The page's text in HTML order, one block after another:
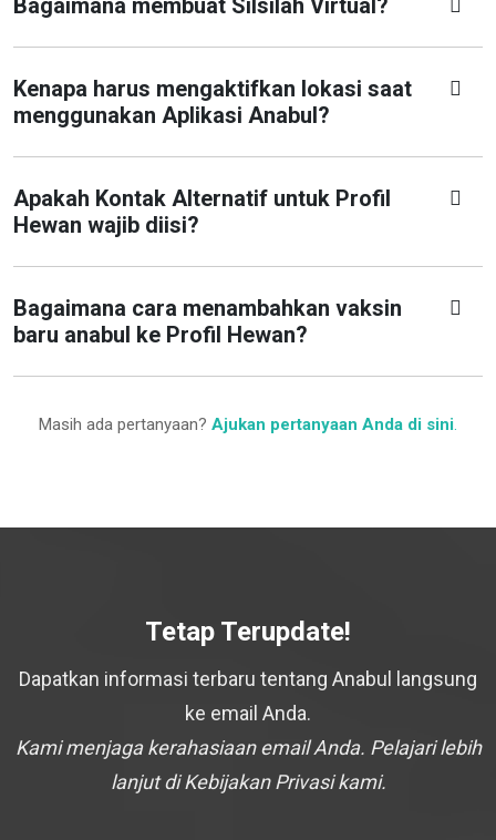
Bagaimana membuat Silsilah Virtual?
Kenapa harus mengaktifkan lokasi saat
menggunakan Aplikasi Anabul?
Apakah Kontak Alternatif untuk Profil
Hewan wajib diisi?
Bagaimana cara menambahkan vaksin
baru anabul ke Profil Hewan?
Masih ada pertanyaan? Ajukan pertanyaan Anda di sini.
Tetap Terupdate!
Dapatkan informasi terbaru tentang Anabul langsung
ke email Anda.
Kami menjaga kerahasiaan email Anda. Pelajari lebih
lanjut di Kebijakan Privasi kami.